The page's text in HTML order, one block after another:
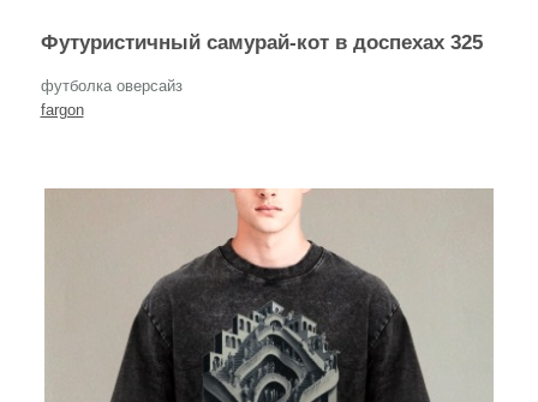
Футуристичный самурай-кот в доспехах 325
футболка оверсайз
fargon